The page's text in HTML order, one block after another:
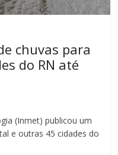
chuvas para
do RN até
(Inmet) publicou um
e outras 45 cidades do